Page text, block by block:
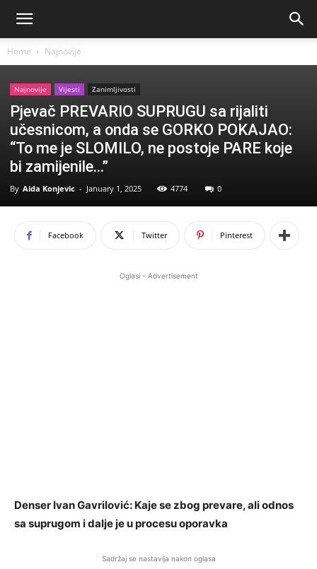
Home Najnovije
Najnovije Vijesti Zanimljivosti
Pjevač PREVARIO SUPRUGU sa rijaliti
učesnicom, a onda se GORKO POKAJAO:
“To me je SLOMILO, ne postoje PARE koje
bi zamijenile…”
By Aida Konjevic - January 1, 2025 4774 0
Facebook Twitter Pinterest
Oglasi - Advertisement
Denser Ivan Gavrilović: Kaje se zbog prevare, ali odnos
sa suprugom i dalje je u procesu oporavka
Sadržaj se nastavlja nakon oglasa